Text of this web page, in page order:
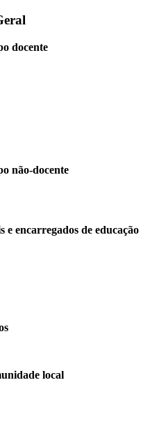
docente
não-docente
e encarregados de educação
local